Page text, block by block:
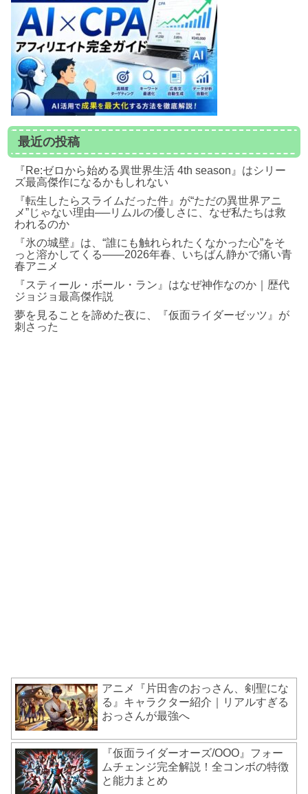
最近の投稿
『Re:ゼロから始める異世界生活 4th season』はシリー
ズ最高傑作になるかもしれない
『転生したらスライムだった件』が“ただの異世界アニ
メ”じゃない理由──リムルの優しさに、なぜ私たちは救
われるのか
『氷の城壁』は、“誰にも触れられたくなかった心”をそ
っと溶かしてくる――2026年春、いちばん静かで痛い青
春アニメ
『スティール・ボール・ラン』はなぜ神作なのか｜歴代
ジョジョ最高傑作説
夢を見ることを諦めた夜に、『仮面ライダーゼッツ』が
刺さった
アニメ『片田舎のおっさん、剣聖にな
る』キャラクター紹介｜リアルすぎる
おっさんが最強へ
『仮面ライダーオーズ/OOO』フォー
ムチェンジ完全解説！全コンボの特徴
と能力まとめ